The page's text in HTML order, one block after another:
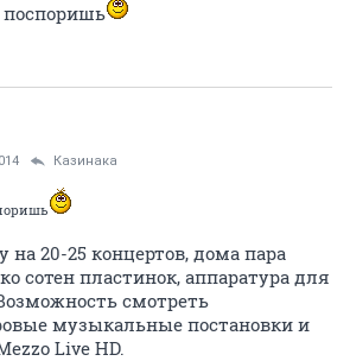
Казинака
на 20-25 концертов, дома пара
сотен пластинок, аппаратура для
смотреть
музыкальные постановки и
Live HD.